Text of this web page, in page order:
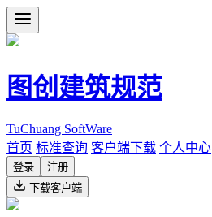
图创建筑规范
TuChuang SoftWare
首页 标准查询 客户端下载 个人中心
登录
注册
下载客户端